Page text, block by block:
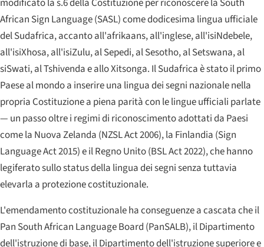
modificato la s.6 della Costituzione per riconoscere la South
African Sign Language(SASL) come dodicesima lingua ufficiale
del Sudafrica, accanto all'afrikaans, all'inglese, all'isiNdebele,
all'isiXhosa, all'isiZulu, al Sepedi, al Sesotho, al Setswana, al
siSwati, al Tshivenda e allo Xitsonga. Il Sudafrica è stato il primo
Paese al mondo a inserire una lingua dei segni nazionale nella
propria Costituzione a piena parità con le lingue ufficiali parlate
— un passo oltre i regimi di riconoscimento adottati da Paesi
come la Nuova Zelanda (NZSL Act2006), la Finlandia (Sign
Language Act2015) e il Regno Unito (BSL Act2022), che hanno
legiferato sullo status della lingua dei segni senza tuttavia
elevarla a protezione costituzionale.
L'emendamento costituzionale ha conseguenze a cascata che il
Pan South African Language Board (PanSALB), il Dipartimento
dell'istruzione di base, il Dipartimento dell'istruzione superiore e